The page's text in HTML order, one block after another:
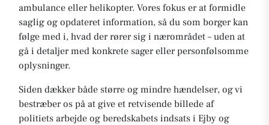
ambulance eller helikopter. Vores fokus er at formidle
saglig og opdateret information, så du som borger kan
følge med i, hvad der rører sig i nærområdet – uden at
gå i detaljer med konkrete sager eller personfølsomme
oplysninger.
Siden dækker både større og mindre hændelser, og vi
bestræber os på at give et retvisende billede af
politiets arbejde og beredskabets indsats i Ejby og